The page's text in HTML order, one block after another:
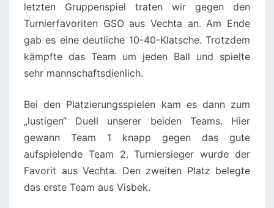
letzten Gruppenspiel traten wir gegen den
Turnierfavoriten GSO aus Vechta an. Am Ende
gab es eine deutliche 10-40-Klatsche. Trotzdem
kämpfte das Team um jeden Ball und spielte
sehr mannschaftsdienlich.
Bei den Platzierungsspielen kam es dann zum
„lustigen“ Duell unserer beiden Teams. Hier
gewann Team 1 knapp gegen das gute
aufspielende Team 2. Turniersieger wurde der
Favorit aus Vechta. Den zweiten Platz belegte
das erste Team aus Visbek.